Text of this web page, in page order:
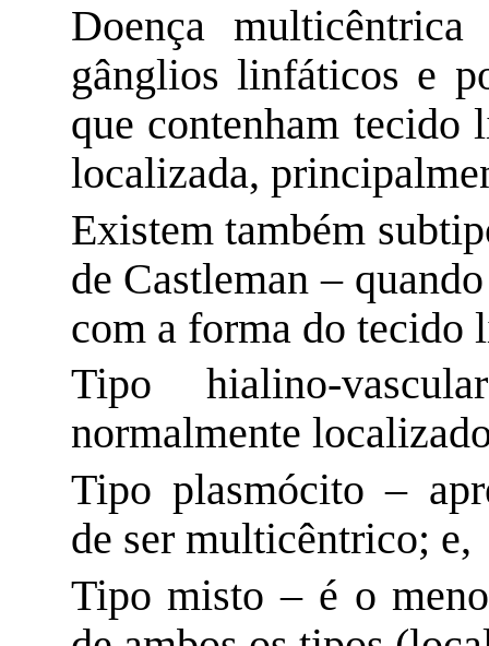
Doença
gânglios linfáticos e
que contenham tecido
localizada,
Existem também
de Castleman –
com a forma do tecido
Tipo hialino-
normalmente
Tipoplasmócito –
de ser multicêntrico; e,
Tipo misto – é o